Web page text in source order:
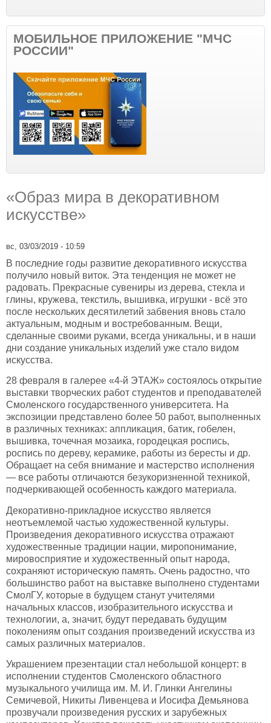
МОБИЛЬНОЕ ПРИЛОЖЕНИЕ "МЧС
РОССИИ"
«Образ мира в декоративном
искусстве»
вс, 03/03/2019 - 10:59
В последние годы развитие декоративного искусства
получило новый виток. Эта тенденция не может не
радовать. Прекрасные сувениры из дерева, стекла и
глины, кружева, текстиль, вышивка, игрушки - всё это
после нескольких десятилетий забвения вновь стало
актуальным, модным и востребованным. Вещи,
сделанные своими руками, всегда уникальны, и в наши
дни создание уникальных изделий уже стало видом
искусства.
28 февраля в галерее «4-й ЭТАЖ» состоялось открытие
выставки творческих работ студентов и преподавателей
Смоленского государственного университета. На
экспозиции представлено более 50 работ, выполненных
в различных техниках: аппликация, батик, гобелен,
вышивка, точечная мозаика, городецкая роспись,
роспись по дереву, керамике, работы из бересты и др.
Обращает на себя внимание и мастерство исполнения
— все работы отличаются безукоризненной техникой,
подчеркивающей особенность каждого материала.
Декоративно-прикладное искусство является
неотъемлемой частью художественной культуры.
Произведения декоративного искусства отражают
художественные традиции нации, миропонимание,
мировосприятие и художественный опыт народа,
сохраняют историческую память. Очень радостно, что
большинство работ на выставке выполнено студентами
СмолГУ, которые в будущем станут учителями
начальных классов, изобразительного искусства и
технологии, а, значит, будут передавать будущим
поколениям опыт создания произведений искусства из
самых различных материалов.
Украшением презентации стал небольшой концерт: в
исполнении студентов Смоленского областного
музыкального училища им. М. И. Глинки Ангелины
Семичевой, Никиты Ливенцева и Иосифа Демьянова
прозвучали произведения русских и зарубежных